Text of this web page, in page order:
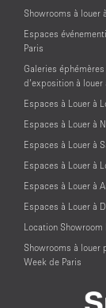
Showrooms à louer
Espaces
Paris
Galeries
d’exposition à louer
Espaces à Louer à
Espaces à Louer à
Espaces à Louer à
Espaces à Louer à
Espaces à Louer à
Espaces à Louer à
Location
Showrooms à louer
Week de Paris